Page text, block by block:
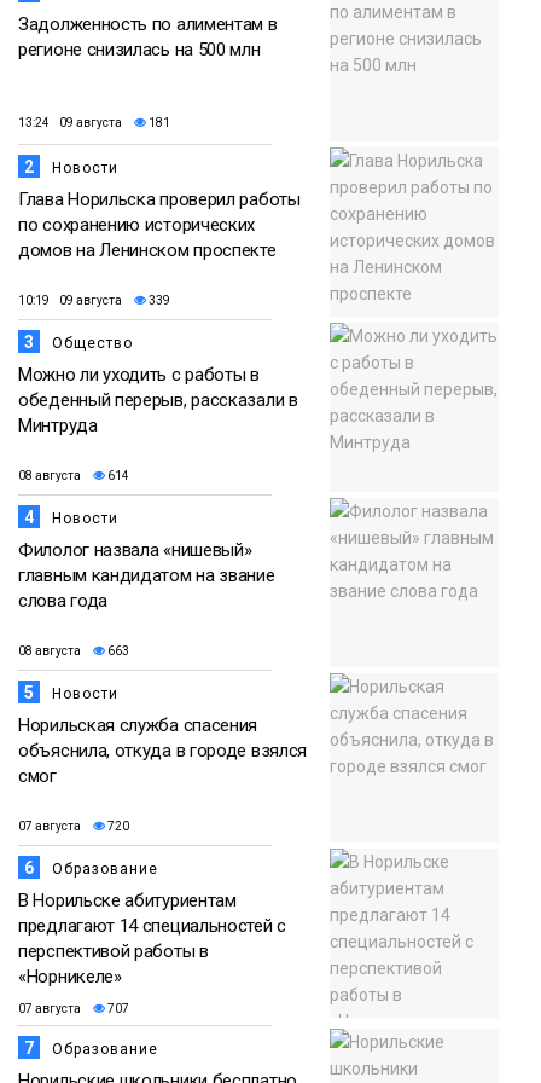
Задолженность по алиментам в
регионе снизилась на 500 млн
13:24 09 августа 181
2 Новости
Глава Норильска проверил работы
по сохранению исторических
домов на Ленинском проспекте
10:19 09 августа 339
3 Общество
Можно ли уходить с работы в
обеденный перерыв, рассказали в
Минтруда
08 августа 614
4 Новости
Филолог назвала «нишевый»
главным кандидатом на звание
слова года
08 августа 663
5 Новости
Норильская служба спасения
объяснила, откуда в городе взялся
смог
07 августа 720
6 Образование
В Норильске абитуриентам
предлагают 14 специальностей с
перспективой работы в
«Норникеле»
07 августа 707
7 Образование